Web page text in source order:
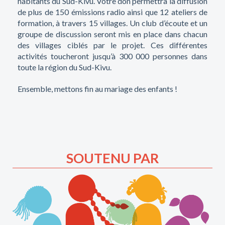
de plus de 150 émissions radio ainsi que 12 ateliers de
formation, à travers 15 villages. Un club d’écoute et un
groupe de discussion seront mis en place dans chacun
des villages ciblés par le projet. Ces différentes
activités toucheront jusqu’à 300 000 personnes dans
toute la région du Sud-Kivu.
Ensemble, mettons fin au mariage des enfants !
SOUTENU PAR